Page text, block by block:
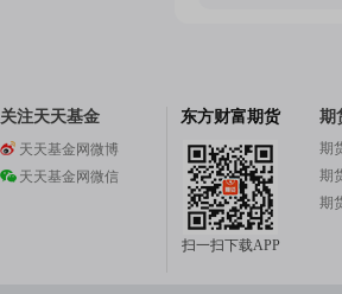
关注天天基金
天天基金网微博
天天基金网微信
东方财富期货
扫一扫下载APP
期
期
期
期